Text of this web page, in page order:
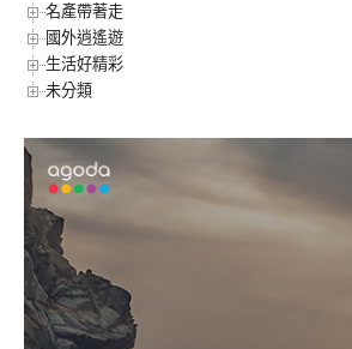
名產帶著走
國外逍遙遊
生活好精彩
未分類